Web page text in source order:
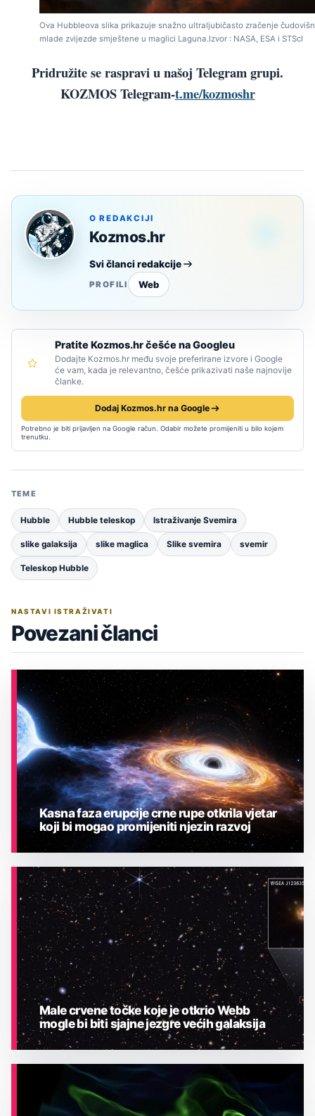
Ova Hubbleova slika prikazuje snažno ultraljubičasto zračenje
mlade zvijezde smještene u maglici Laguna.Izvor : NASA, ESA i STScI
Pridružite se raspravi u našoj Telegram grupi.
KOZMOS Telegram-t.me/kozmoshr
O REDAKCIJI
Kozmos.hr
Svi članci redakcije
PROFILI Web
Pratite Kozmos.hr češće na Googleu
Dodajte Kozmos.hr među svoje preferirane izvore i Google
će vam, kada je relevantno, češće prikazivati naše najnovije
članke.
Dodaj Kozmos.hr na Google
Potrebno je biti prijavljen na Google račun. Odabir možete promijeniti u bilo kojem
trenutku.
TEME
Hubble Hubble teleskop Istraživanje Svemira
slike galaksija slike maglica Slike svemira svemir
Teleskop Hubble
NASTAVI ISTRAŽIVATI
Povezani članci
ASTRONOMIJA
Kasna faza erupcije crne rupe otkrila vjetar
koji bi mogao promijeniti njezin razvoj
ASTRONOMIJA
Male crvene točke koje je otkrio Webb
mogle bi biti sjajne jezgre većih galaksija